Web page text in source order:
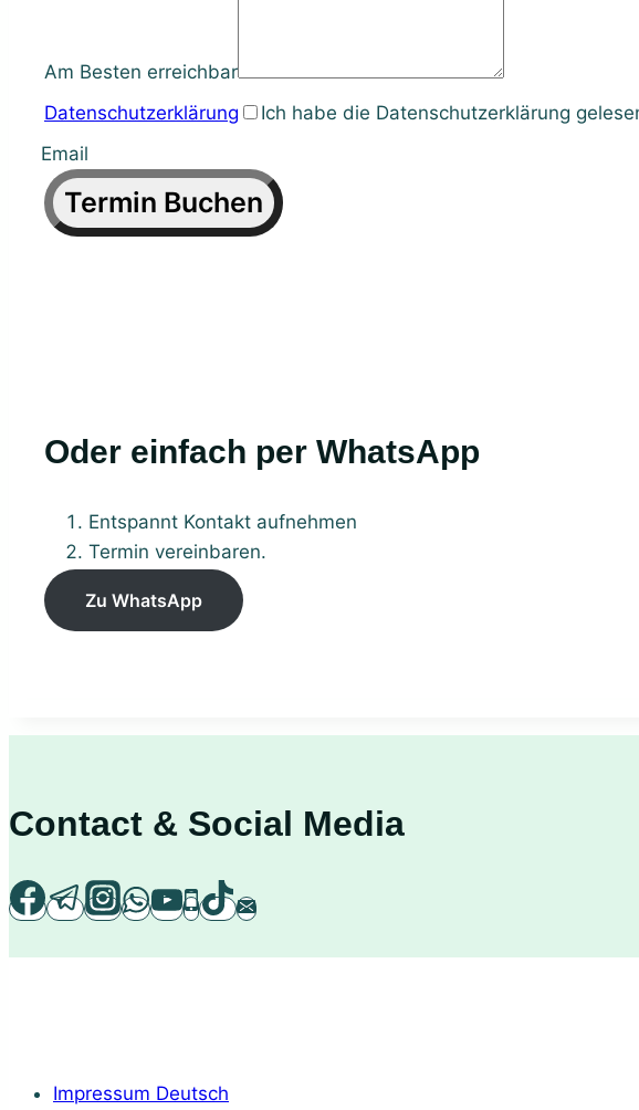
Am Besten erreichbar
Datenschutzerklärung
Ich habe die Datenschutzerklärung
Email
Termin Buchen
Oder einfach per WhatsApp
Entspannt Kontakt aufnehmen
Termin vereinbaren.
Zu WhatsApp
Contact & Social Media
Impressum Deutsch